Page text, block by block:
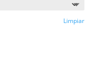
Limpiar